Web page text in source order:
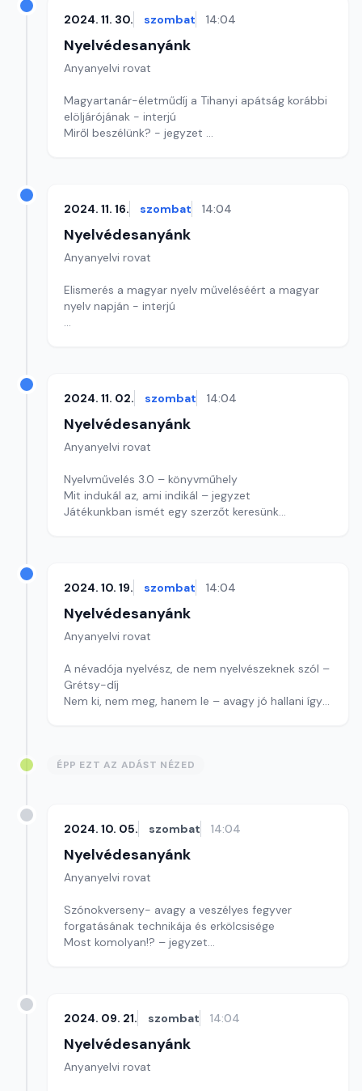
Szerkesztő: Nagy György András
2024. 11. 30. szombat 14:04
Nyelvédesanyánk
Anyanyelvi rovat
Magyartanár-életműdíj a Tihanyi apátság korábbi
elöljárójának - interjú
Miről beszélünk? - jegyzet
2024. 11. 16.
szombat 14:04
Nyelvédesanyánk
Anyanyelvi rovat
Elismerés a magyar nyelv műveléséért a magyar
nyelv napján - interjú
Szerkesztő: Nagy György András
2024. 11. 02. szombat 14:04
Nyelvédesanyánk
Anyanyelvi rovat
Nyelvművelés 3.0 – könyvműhely
Mit indukál az, ami indikál – jegyzet
Játékunkban ismét egy szerzőt keresünk
2024. 10. 19. szombat 14:04
Nyelvédesanyánk
Anyanyelvi rovat
A névadója nyelvész, de nem nyelvészeknek szól –
Grétsy-díj
Nem ki, nem meg, hanem le – avagy jó hallani így a
Szerkesztő: Nagy György András
ÉPP EZT AZ ADÁST NÉZED
2024. 10. 05. szombat 14:04
Nyelvédesanyánk
Anyanyelvi rovat
Szónokverseny- avagy a veszélyes fegyver
forgatásának technikája és erkölcsisége
Most komolyan!? – jegyzet
2024. 09. 21.
szombat 14:04
Nyelvédesanyánk
Anyanyelvi rovat